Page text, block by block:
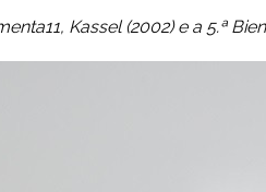
Kassel (2002) e a 5.ª